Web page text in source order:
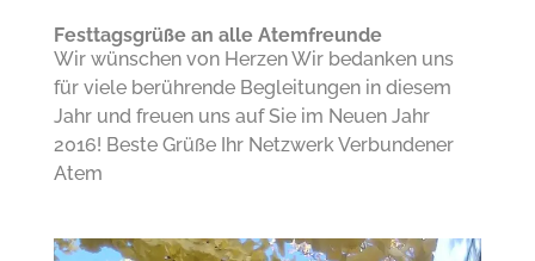
Festtagsgrüße an alle Atemfreunde
Wir wünschen von Herzen Wir bedanken uns
für viele berührende Begleitungen in diesem
Jahr und freuen uns auf Sie im Neuen Jahr
2016! Beste Grüße Ihr Netzwerk Verbundener
Atem